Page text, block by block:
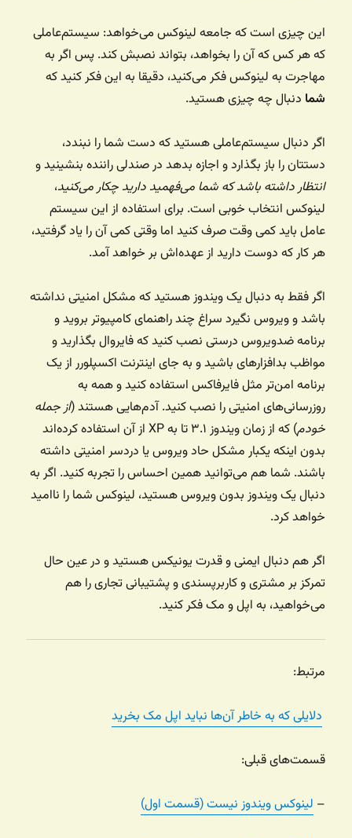
این چیزی است که جامعه لینوکس می‌خواهد: سیستم‌عاملی
که هر کس که آن را بخواهد، بتواند نصبش کند. پس اگر به
مهاجرت به لینوکس فکر می‌کنید، دقیقا به این فکر کنید که
شما دنبال چه چیزی هستید.
اگر دنبال سیستم‌عاملی هستید که دست شما را نبندد،
دستتان را باز بگذارد و اجازه بدهد در صندلی راننده بنشینید و
انتظار داشته باشد که شما می‌فهمید دارید چکار می‌کنید،
لینوکس انتخاب خوبی است. برای استفاده از این سیستم
عامل باید کمی وقت صرف کنید اما وقتی کمی آن را یاد گرفتید،
هر کار که دوست دارید از عهده‌اش بر خواهد آمد.
اگر فقط به دنبال یک ویندوز هستید که مشکل امنیتی نداشته
باشد و ویروس نگیرد سراغ چند راهنمای کامپیوتر بروید و
برنامه ضدویروس درستی نصب کنید که فایروال بگذارید و
مواظب بدافزارهای باشید و به جای اینترنت اکسپلورر از یک
برنامه امن‌تر مثل فایرفاکس استفاده کنید و همه به
روزرسانی‌های امنیتی را نصب کنید. آدم‌هایی هستند (از جمله
خودم
) که از زمان ویندوز ۳.۱ تا به XP از آن استفاده کرده‌اند
بدون اینکه یکبار مشکل حاد ویروس یا دردسر امنیتی داشته
باشند. شما هم می‌توانید همین احساس را تجربه کنید. اگر به
دنبال یک ویندوز بدون ویروس هستید، لینوکس شما را ناامید
خواهد کرد.
اگر هم دنبال ایمنی و قدرت یونیکس هستید و در عین حال
تمرکز بر مشتری و کاربرپسندی و پشتیبانی تجاری را هم
می‌خواهید‌، به اپل و مک فکر کنید.
مرتبط:
دلایلی که به خاطر آن‌ها نباید اپل مک بخرید
قسمت‌های قبلی:
– لینوکس ویندوز نیست (قسمت اول)